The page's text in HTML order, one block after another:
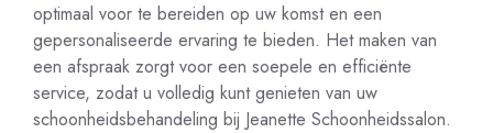
optimaal voor te bereiden op uw komst en een
gepersonaliseerde ervaring te bieden. Het maken van
een afspraak zorgt voor een soepele en efficiënte
service, zodat u volledig kunt genieten van uw
schoonheidsbehandeling bij Jeanette Schoonheidssalon.